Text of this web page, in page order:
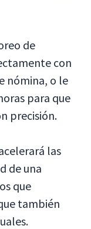
de
con
nómina, o le
para que
precisión.
las
de una
que
también